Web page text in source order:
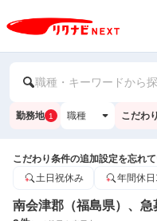
職種・キーワードから
勤務地 1 職種 こだわ
こだわり条件の追加設定を忘れ
土日祝休み
年間休
南会津郡（福島県）、